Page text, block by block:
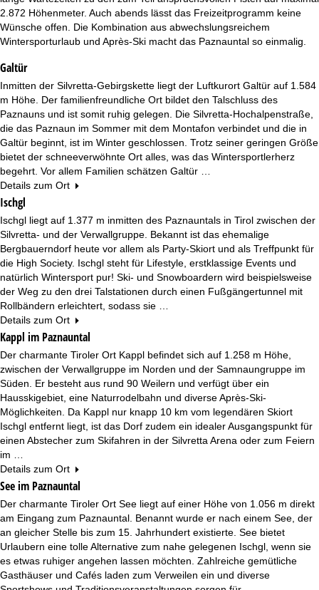
2.872 Höhenmeter. Auch abends lässt das Freizeitprogramm keine
Wünsche offen. Die Kombination aus abwechslungsreichem
Wintersporturlaub und Après-Ski macht das Paznauntal so einmalig.
Galtür
Inmitten der Silvretta-Gebirgskette liegt der Luftkurort Galtür auf 1.584
m Höhe. Der familienfreundliche Ort bildet den Talschluss des
Paznauns und ist somit ruhig gelegen. Die Silvretta-Hochalpenstraße,
die das Paznaun im Sommer mit dem Montafon verbindet und die in
Galtür beginnt, ist im Winter geschlossen. Trotz seiner geringen Größe
bietet der schneeverwöhnte Ort alles, was das Wintersportlerherz
begehrt. Vor allem Familien schätzen Galtür …
Details zum Ort
Ischgl
Ischgl liegt auf 1.377 m inmitten des Paznauntals in Tirol zwischen der
Silvretta- und der Verwallgruppe. Bekannt ist das ehemalige
Bergbauerndorf heute vor allem als Party-Skiort und als Treffpunkt für
die High Society. Ischgl steht für Lifestyle, erstklassige Events und
natürlich Wintersport pur! Ski- und Snowboardern wird beispielsweise
der Weg zu den drei Talstationen durch einen Fußgängertunnel mit
Rollbändern erleichtert, sodass sie …
Details zum Ort
Kappl im Paznauntal
Der charmante Tiroler Ort Kappl befindet sich auf 1.258 m Höhe,
zwischen der Verwallgruppe im Norden und der Samnaungruppe im
Süden. Er besteht aus rund 90 Weilern und verfügt über ein
Hausskigebiet, eine Naturrodelbahn und diverse Après-Ski-
Möglichkeiten. Da Kappl nur knapp 10 km vom legendären Skiort
Ischgl entfernt liegt, ist das Dorf zudem ein idealer Ausgangspunkt für
einen Abstecher zum Skifahren in der Silvretta Arena oder zum Feiern
im …
Details zum Ort
See im Paznauntal
Der charmante Tiroler Ort See liegt auf einer Höhe von 1.056 m direkt
am Eingang zum Paznauntal. Benannt wurde er nach einem See, der
an gleicher Stelle bis zum 15. Jahrhundert existierte. See bietet
Urlaubern eine tolle Alternative zum nahe gelegenen Ischgl, wenn sie
es etwas ruhiger angehen lassen möchten. Zahlreiche gemütliche
Gasthäuser und Cafés laden zum Verweilen ein und diverse